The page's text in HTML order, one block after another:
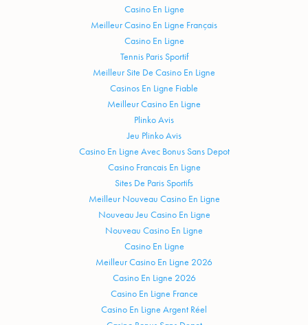
Casino En Ligne
Meilleur Casino En Ligne Français
Casino En Ligne
Tennis Paris Sportif
Meilleur Site De Casino En Ligne
Casinos En Ligne Fiable
Meilleur Casino En Ligne
Plinko Avis
Jeu Plinko Avis
Casino En Ligne Avec Bonus Sans Depot
Casino Francais En Ligne
Sites De Paris Sportifs
Meilleur Nouveau Casino En Ligne
Nouveau Jeu Casino En Ligne
Nouveau Casino En Ligne
Casino En Ligne
Meilleur Casino En Ligne 2026
Casino En Ligne 2026
Casino En Ligne France
Casino En Ligne Argent Réel